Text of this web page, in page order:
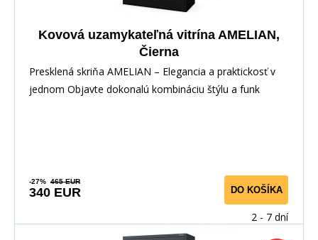
Kovová uzamykateľná vitrína AMELIAN,
Čierna
Presklená skriňa AMELIAN – Elegancia a praktickosť v
jednom Objavte dokonalú kombináciu štýlu a funk
-27% 465 EUR
340 EUR DO KOŠÍKA
2 - 7 dní